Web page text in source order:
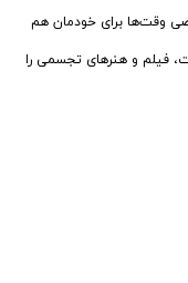
وقت‌ها برای خودمان هم
فیلم و هنرهای تجسمی را